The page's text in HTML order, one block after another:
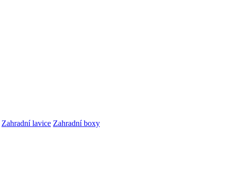
Zahradní lavice Zahradní boxy